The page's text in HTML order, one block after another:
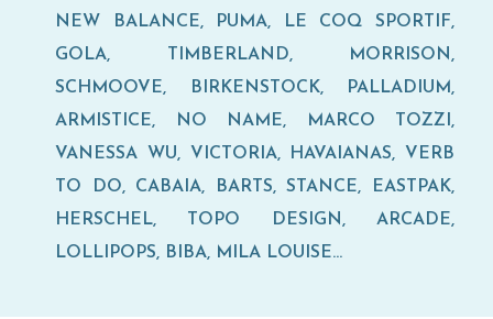
NEW BALANCE, PUMA, LE COQ SPORTIF,
GOLA, TIMBERLAND, MORRISON,
SCHMOOVE, BIRKENSTOCK, PALLADIUM,
ARMISTICE, NO NAME, MARCO TOZZI,
VANESSA WU, VICTORIA, HAVAIANAS, VERB
TO DO, CABAIA, BARTS, STANCE, EASTPAK,
HERSCHEL, TOPO DESIGN, ARCADE,
LOLLIPOPS, BIBA, MILA LOUISE…